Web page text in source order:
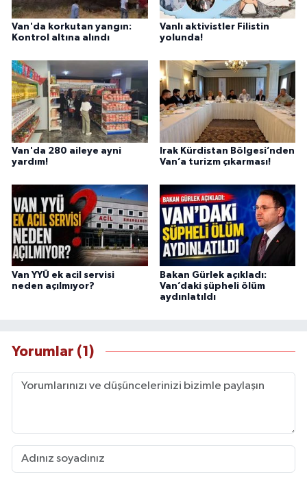
Van'da korkutan yangın:
Kontrol altına alındı
Vanlı aktivistler Filistin
yolunda!
Van'da 280 aileye ayni
yardım!
Irak Kürdistan Bölgesi’nden
Van’a turizm çıkarması!
Van YYÜ ek acil servisi
neden açılmıyor?
Bakan Gürlek açıkladı:
Van’daki şüpheli ölüm
aydınlatıldı
Yorumlar (1)